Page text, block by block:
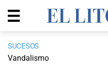
SUCESOS
Vandalismo